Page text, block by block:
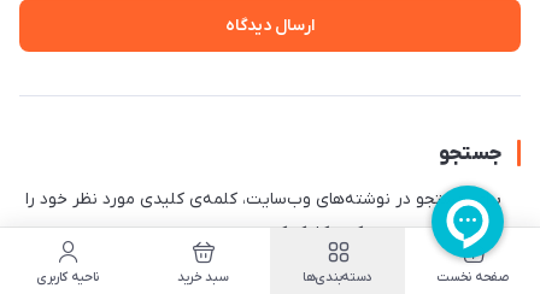
ارسال دیدگاه
جستجو
برای جستجو در نوشته‌های وب‌سایت، کلمه‌ی کلیدی مورد نظر خود را
بنویسید و بر روی دکمه کلیک کنید.
صفحه نخست دسته‌بندی‌ها سبد خرید ناحیه کاربری